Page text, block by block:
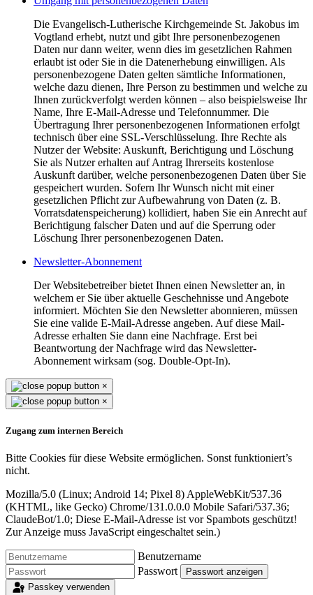
Die Evangelisch-Lutherische Kirchgemeinde St. Jakobus im
Vogtland erhebt, nutzt und gibt Ihre personenbezogenen
Daten nur dann weiter, wenn dies im gesetzlichen Rahmen
erlaubt ist oder Sie in die Datenerhebung einwilligen. Als
personenbezogene Daten gelten sämtliche Informationen,
welche dazu dienen, Ihre Person zu bestimmen und welche zu
Ihnen zurückverfolgt werden können – also beispielsweise Ihr
Name, Ihre E-Mail-Adresse und Telefonnummer. Die
Übertragung Ihrer personenbezogenen Informationen erfolgt
technisch über eine SSL-Verschlüsselung. Ihre Rechte als
Nutzer der Website: Auskunft, Berichtigung und Löschung
Sie als Nutzer erhalten auf Antrag Ihrerseits kostenlose
Auskunft darüber, welche personenbezogenen Daten über Sie
gespeichert wurden. Sofern Ihr Wunsch nicht mit einer
gesetzlichen Pflicht zur Aufbewahrung von Daten (z. B.
Vorratsdatenspeicherung) kollidiert, haben Sie ein Anrecht auf
Berichtigung falscher Daten und auf die Sperrung oder
Löschung Ihrer personenbezogenen Daten.
Newsletter-Abonnement
Der Websitebetreiber bietet Ihnen einen Newsletter an, in
welchem er Sie über aktuelle Geschehnisse und Angebote
informiert. Möchten Sie den Newsletter abonnieren, müssen
Sie eine valide E-Mail-Adresse angeben. Auf diese Mail-
Adresse erhalten Sie dann eine Nachfrage. Erst bei
Beantwortung der Nachfrage wird das Newsletter-
Abonnement wirksam (sog. Double-Opt-In).
×
×
Zugang zum internen Bereich
Bitte Cookies für diese Website ermöglichen. Sonst funktioniert’s
nicht.
Mozilla/5.0 (Linux; Android 14; Pixel 8) AppleWebKit/537.36
(KHTML, like Gecko) Chrome/131.0.0.0 Mobile Safari/537.36;
ClaudeBot/1.0; Diese E-Mail-Adresse ist vor Spambots geschützt!
Zur Anzeige muss JavaScript eingeschaltet sein.)
Benutzername
Passwort
Passwort anzeigen
Passkey verwenden